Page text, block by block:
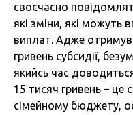
своєчасно
які зміни, які можуть
виплат. Адже
гривень субсидії,
якийсь час
15 тисяч гривень –
сімейному бюджету,